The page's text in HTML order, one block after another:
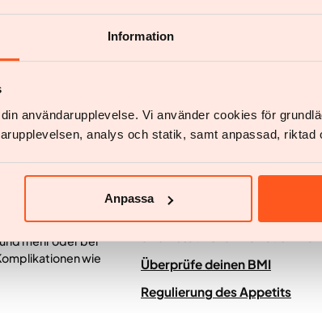
Information
användarupplevelse. Vi använder cookies för
analys och statik, samt anpassad, riktad
Anpassa
Ein Psychologe kann
umzugehen, den
von
mehr oder bei
wie
Wer kann sich bei krankhafter
Personen mit einem BMI von 30
Überprüfe deinen BMI
Regulierung des Appetits